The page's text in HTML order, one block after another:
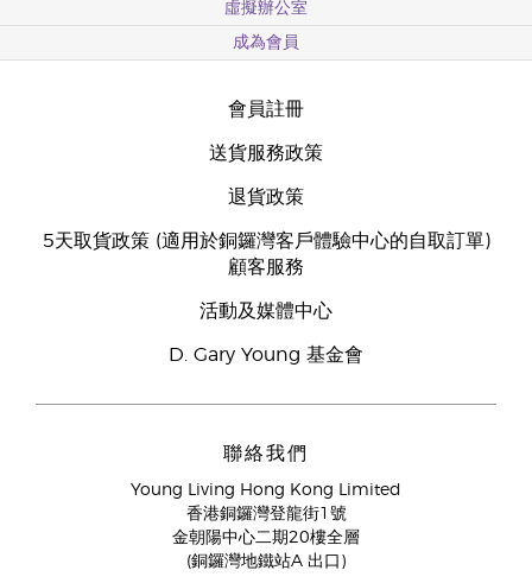
虛擬辦公室
成為會員
會員註冊
送貨服務政策
退貨政策
5天取貨政策 (適用於銅鑼灣客戶體驗中心的自取訂單)
顧客服務
活動及媒體中心
D. Gary Young 基金會
聯絡我們
Young Living Hong Kong Limited
香港銅鑼灣登龍街1號
金朝陽中心二期20樓全層
(銅鑼灣地鐵站A 出口)